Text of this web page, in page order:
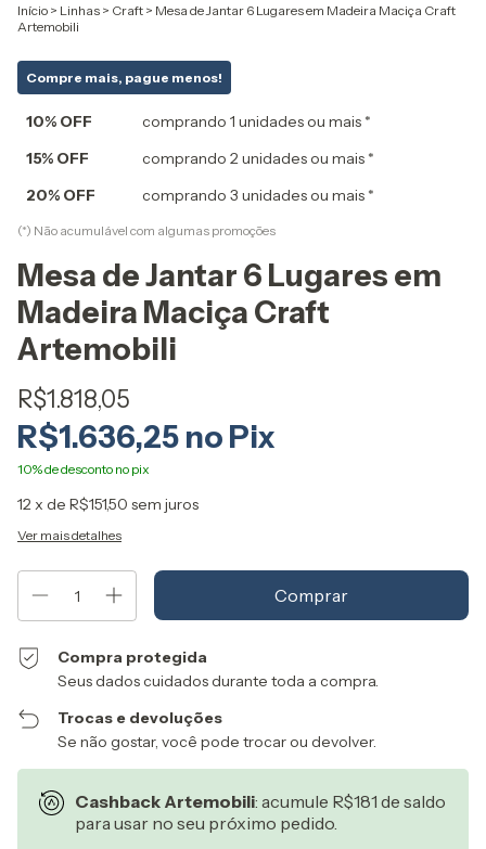
Início > Linhas > Craft > Mesa de Jantar 6 Lugares em Madeira Maciça Craft
Artemobili
Compre mais, pague menos!
10% OFF
comprando 1 unidades ou mais *
15% OFF
comprando 2 unidades ou mais *
20% OFF
comprando 3 unidades ou mais *
(*) Não acumulável com algumas promoções
Mesa de Jantar 6 Lugares em
Madeira Maciça Craft
Artemobili
R$1.818,05
R$1.636,25
12x de R$151,50 sem juros
Ver mais detalhes
Compra protegida
Seus dados cuidados durante toda a compra.
Trocas e devoluções
Se não gostar, você pode trocar ou devolver.
Cashback Artemobili: acumule R$181 de saldo
para usar no seu próximo pedido.